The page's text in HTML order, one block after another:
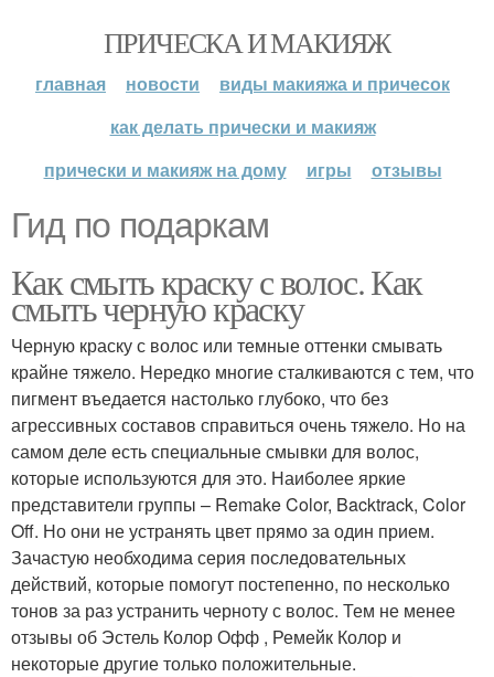
ПРИЧЕСКА И МАКИЯЖ
главная новости
виды макияжа и причесок
как делать прически и макияж
прически и макияж на дому
игры отзывы
Гид по подаркам
Как смыть краску с волос. Как
смыть черную краску
Черную краску с волос или темные оттенки смывать
крайне тяжело. Нередко многие сталкиваются с тем, что
пигмент въедается настолько глубоко, что без
агрессивных составов справиться очень тяжело. Но на
самом деле есть специальные смывки для волос,
которые используются для это. Наиболее яркие
представители группы – Remake Color, Backtrack, Color
Off. Но они не устранять цвет прямо за один прием.
Зачастую необходима серия последовательных
действий, которые помогут постепенно, по несколько
тонов за раз устранить черноту с волос. Тем не менее
отзывы об Эстель Колор Офф , Ремейк Колор и
некоторые другие только положительные.